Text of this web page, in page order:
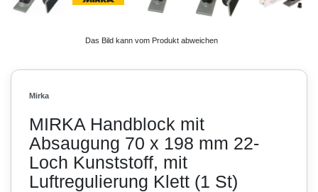
Das Bild kann vom Produkt abweichen
Mirka
MIRKA Handblock mit
Absaugung 70 x 198 mm 22-
Loch Kunststoff, mit
Luftregulierung Klett (1 St)